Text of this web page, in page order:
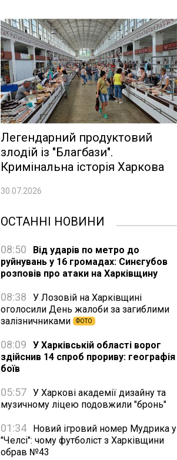
Легендарний продуктовий
злодій із "Благбази".
Кримінальна історія Харкова
30.07.2026
ОСТАННІ НОВИНИ
08:50
Від ударів по метро до
руйнувань у 16 громадах: Синєгубов
розповів про атаки на Харківщину
08:38
У Лозовій на Харківщині
оголосили День жалоби за загиблими
залізничниками
ФОТО
08:09
У Харківській області ворог
здійснив 14 спроб прориву: географія
боїв
05:57 У Харкові академії дизайну та
музичному ліцею подовжили "бронь"
01:34
Новий ігровий номер Мудрика у
"Челсі": чому футболіст з Харківщини
обрав №43